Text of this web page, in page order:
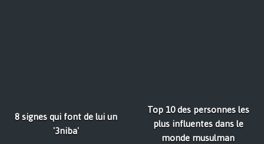
8 signes qui font de lui un
'3niba'
Top 10 des personnes les
plus influentes dans le
monde musulman